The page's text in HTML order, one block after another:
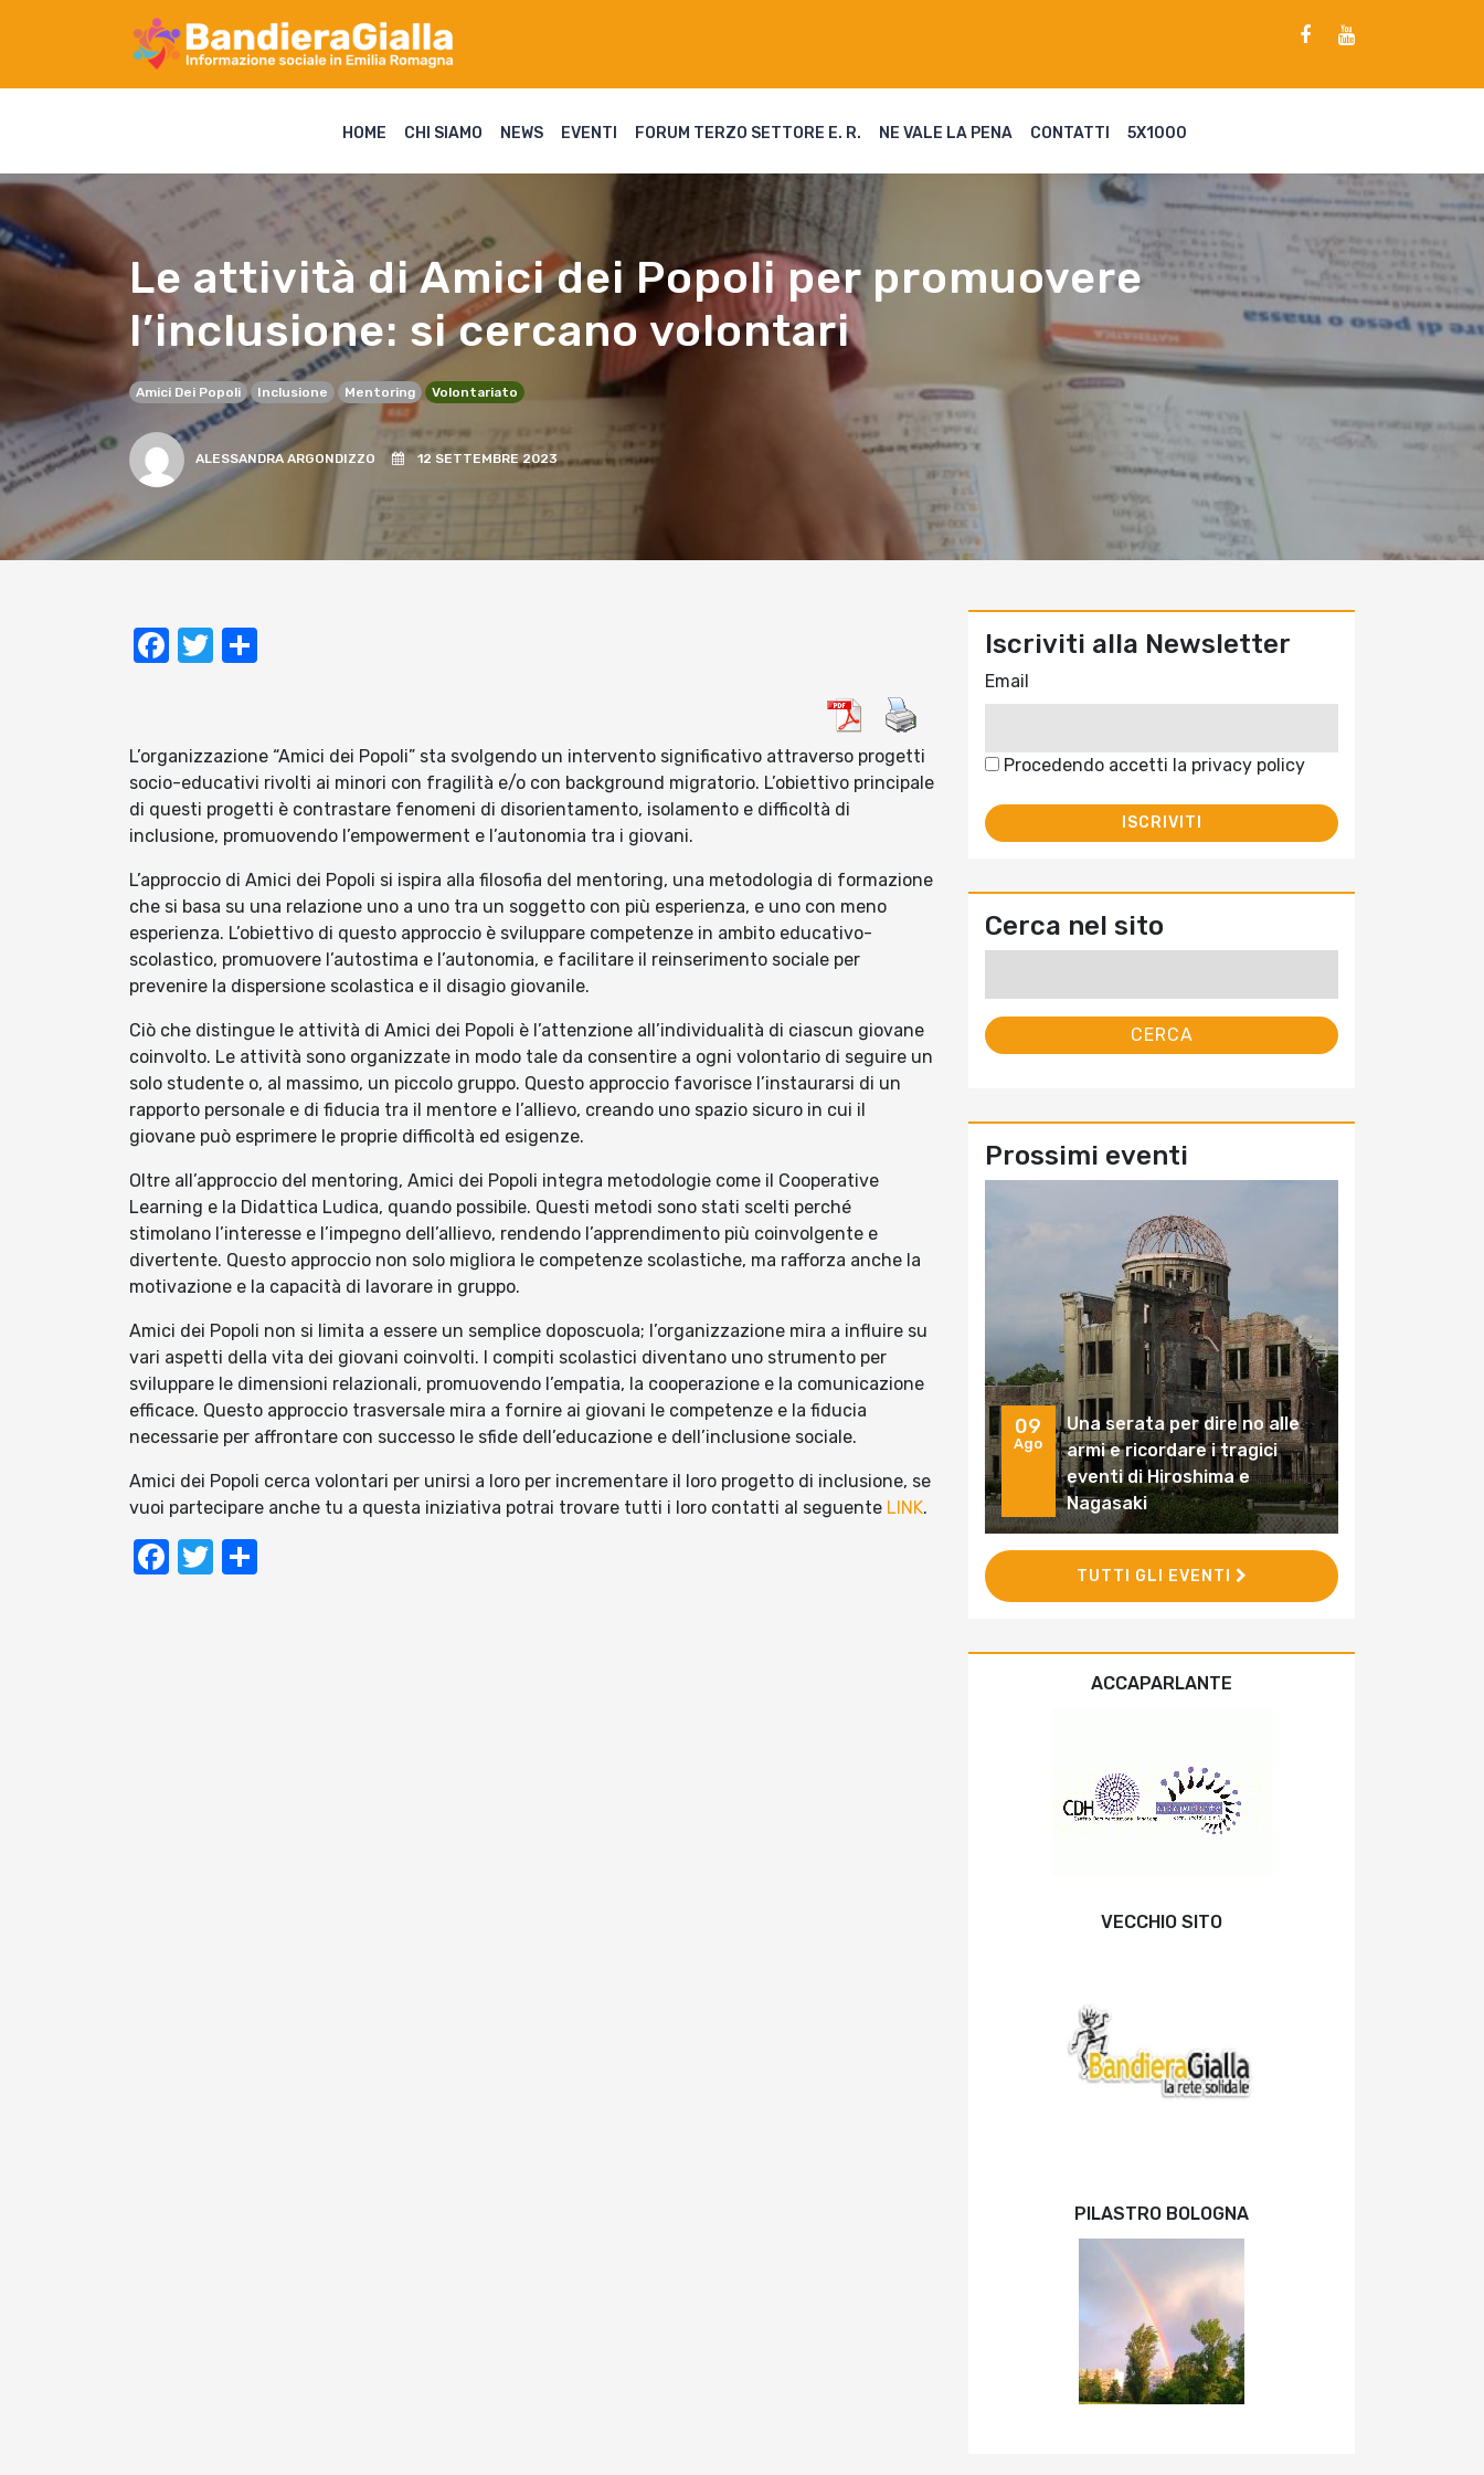
HOME CHI SIAMO NEWS EVENTI FORUM TERZO SETTORE E. R. NE VALE LA PENA CONTATTI 5X1000
Le attività di Amici dei Popoli per promuovere
l’inclusione: si cercano volontari
Amici Dei Popoli Inclusione Mentoring Volontariato
ALESSANDRA ARGONDIZZO 12 SETTEMBRE 2023
Facebook
Twitter
L’organizzazione “Amici dei Popoli” sta svolgendo un intervento significativo attraverso progetti
socio-educativi rivolti ai minori con fragilità e/o con background migratorio. L’obiettivo principale
di questi progetti è contrastare fenomeni di disorientamento, isolamento e difficoltà di
inclusione, promuovendo l’empowerment e l’autonomia tra i giovani.
L’approccio di Amici dei Popoli si ispira alla filosofia del mentoring, una metodologia di formazione
che si basa su una relazione uno a uno tra un soggetto con più esperienza, e uno con meno
esperienza. L’obiettivo di questo approccio è sviluppare competenze in ambito educativo-
scolastico, promuovere l’autostima e l’autonomia, e facilitare il reinserimento sociale per
prevenire la dispersione scolastica e il disagio giovanile.
Ciò che distingue le attività di Amici dei Popoli è l’attenzione all’individualità di ciascun giovane
coinvolto. Le attività sono organizzate in modo tale da consentire a ogni volontario di seguire un
solo studente o, al massimo, un piccolo gruppo. Questo approccio favorisce l’instaurarsi di un
rapporto personale e di fiducia tra il mentore e l’allievo, creando uno spazio sicuro in cui il
giovane può esprimere le proprie difficoltà ed esigenze.
Oltre all’approccio del mentoring, Amici dei Popoli integra metodologie come il Cooperative
Learning e la Didattica Ludica, quando possibile. Questi metodi sono stati scelti perché
stimolano l’interesse e l’impegno dell’allievo, rendendo l’apprendimento più coinvolgente e
divertente. Questo approccio non solo migliora le competenze scolastiche, ma rafforza anche la
motivazione e la capacità di lavorare in gruppo.
Amici dei Popoli non si limita a essere un semplice doposcuola; l’organizzazione mira a influire su
vari aspetti della vita dei giovani coinvolti. I compiti scolastici diventano uno strumento per
sviluppare le dimensioni relazionali, promuovendo l’empatia, la cooperazione e la comunicazione
efficace. Questo approccio trasversale mira a fornire ai giovani le competenze e la fiducia
necessarie per affrontare con successo le sfide dell’educazione e dell’inclusione sociale.
Amici dei Popoli cerca volontari per unirsi a loro per incrementare il loro progetto di inclusione, se
vuoi partecipare anche tu a questa iniziativa potrai trovare tutti i loro contatti al seguente LINK.
Facebook
Twitter
Iscriviti alla Newsletter
Email
Procedendo accetti la privacy policy
Cerca nel sito
Prossimi eventi
09
Ago
Una serata per dire no alle
armi e ricordare i tragici
eventi di Hiroshima e
Nagasaki
TUTTI GLI EVENTI
ACCAPARLANTE
VECCHIO SITO
PILASTRO BOLOGNA